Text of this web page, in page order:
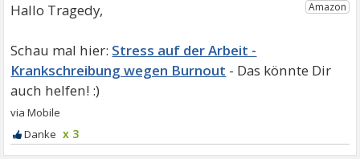
Hallo Tragedy,
Stress auf der Arbeit -
Krankschreibung wegen Burnout
x 3